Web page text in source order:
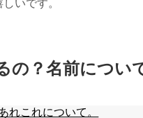
いです。
の？名前につい
れこれについて。